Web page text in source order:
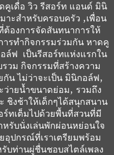
คูเดื่อ วิว รีสอร์ท แอนด์ มินิ
ะสำหรับครอบครัว ,เพื่อน
องการจัดสันทนาการให้
ารทำกิจกรรมร่วมกัน หาดคู
ล์ฟ เป็นรีสอร์ทแห่งแรกใน
วม กิจกรรมที่สร้างความ
กัน ไม่ว่าจะเป็น มินิกอล์ฟ,
ว่ายน้ำขนาดย่อม, รวมถึง
ชิงช้าให้เด็กๆได้สนุกสนาน
ร์ทเต็มไปด้วยพื้นที่สวนที่มี
หรับนั่งเล่นพักผ่อนหย่อนใจ
อุปกรณ์ที่เราเตรียมพร้อม
บท่านผู่ชื่นชอบสไตล์เพลง